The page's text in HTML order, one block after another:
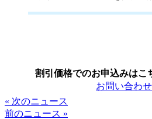
割引価格でのお申込みはこ
お問い合わ
« 次のニュース
前のニュース »